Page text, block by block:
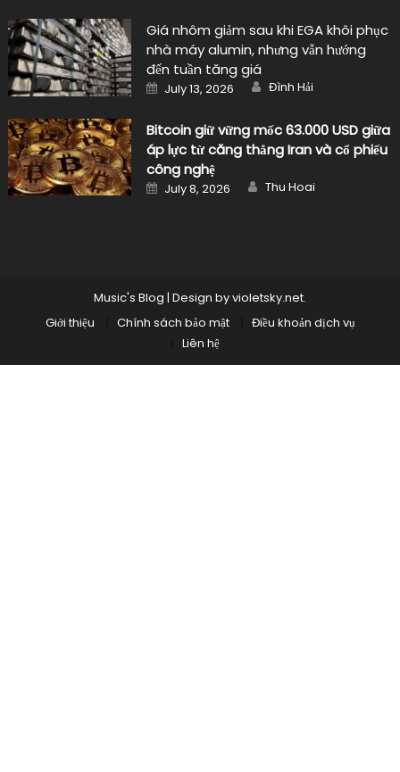
Giá nhôm giảm sau khi EGA khôi phục
nhà máy alumin, nhưng vẫn hướng
đến tuần tăng giá
Posted
on
July 13, 2026 Author
Đình Hải
Bitcoin giữ vững mốc 63.000 USD giữa
áp lực từ căng thẳng Iran và cổ phiếu
công nghệ
Posted
on
July 8, 2026 Author
Thu Hoai
Music's Blog | Design byvioletsky.net.
Giới thiệu
Chính sách bảo mật
Điều khoản dịch vụ
Liên hệ